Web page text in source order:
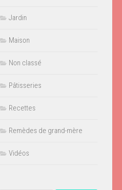
Jardin
Maison
Non classé
Pâtisseries
Recettes
Remèdes de grand-mère
Vidéos